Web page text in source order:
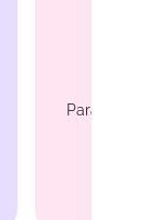
Para